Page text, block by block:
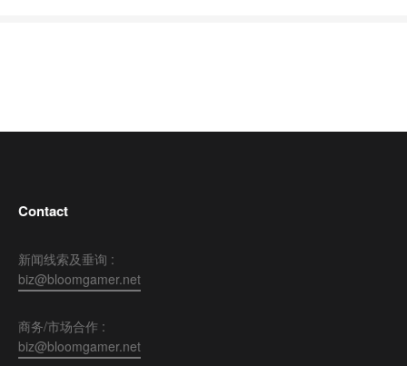
Contact
新闻线索及垂询 :
biz@bloomgamer.net
商务/市场合作 :
biz@bloomgamer.net